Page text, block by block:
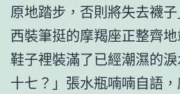
原地踏步，否則將失去襪
西裝筆挺的摩羯座正整齊
鞋子裡裝滿了已經潮濕的
十七？」張水瓶喃喃自語